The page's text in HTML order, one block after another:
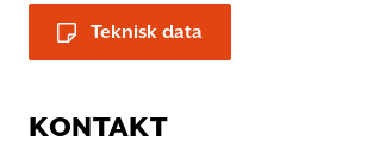
Teknisk data
KONTAKT